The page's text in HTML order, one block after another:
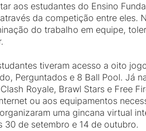
aos estudantes do Ensino
da competição entre eles.
do trabalho em equipe,
tiveram acesso a oito
Perguntados e 8 Ball Pool. Já
Royale, Brawl Stars e Free
ou aos equipamentos
uma gincana virtual
de setembro e 14 de outubro.